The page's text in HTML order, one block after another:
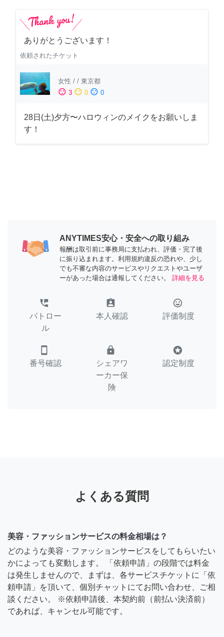
ありがとうございます！
依頼されたチケット
女性 / / 東京都
sentiment_satisfied 3 sentiment_neutral 0 sentiment_dissatisfied 0
28日(土)夕方〜ハロウィンのメイクをお願いしま
す！
ANYTIMES安心・安全への取り組み
報酬は取引前に事務局に支払われ、評価・完了後
に振り込まれます。利用規約違反の恐れや、少し
でも不審な内容のサービスやリクエストやユーザ
ーがあった場合は通報してください。
詳細を見る
perm_phone_msg
パトロー
ル
assignment_ind
本人確認
tag_faces
評価制度
smartphone
番号確認
lock
シェアワ
ーカー保
険
stars
認定制度
よくある質問
美容・ファッションサービスの料金相場は？
どのような美容・ファッションサービスをしてもらいたい
かによっても変動します。 「依頼申請」の段階では料金
は発生しませんので、まずは、各サービスチケットに「依
頼申請」を頂いて、個別チャットにてお問い合わせ、ご相
談ください。 ※依頼申請後、本契約前（前払い決済前）
であれば、キャンセル可能です。